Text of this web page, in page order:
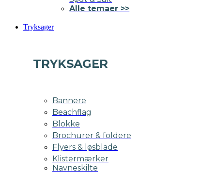
Alle temaer >>
Tryksager
TRYKSAGER
Bannere
Beachflag
Blokke
Brochurer & foldere
Flyers & løsblade
Klistermærker
Navneskilte